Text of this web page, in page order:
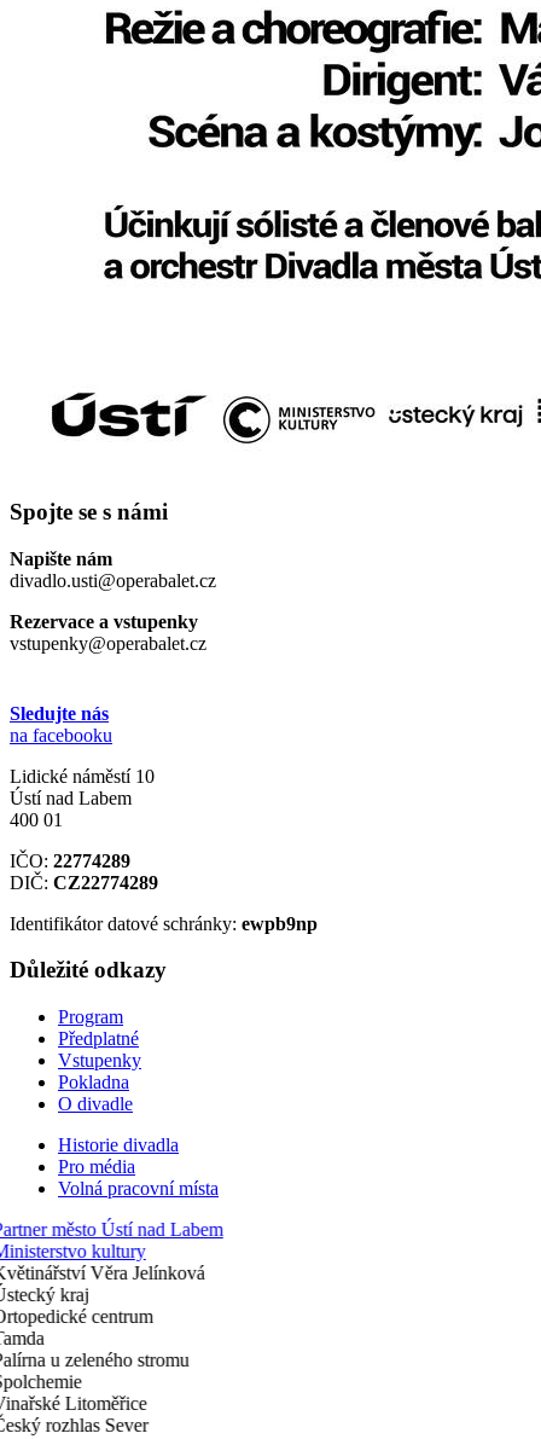
Spojte se s námi
Napište nám
divadlo.usti@operabalet.cz
Rezervace a vstupenky
vstupenky@operabalet.cz
Sledujte nás
na facebooku
Lidické náměstí 10
Ústí nad Labem
400 01
IČO: 22774289
DIČ: CZ22774289
Identifikátor datové schránky: ewpb9np
Důležité odkazy
Program
Předplatné
Vstupenky
Pokladna
O divadle
Historie divadla
Pro média
Volná pracovní místa